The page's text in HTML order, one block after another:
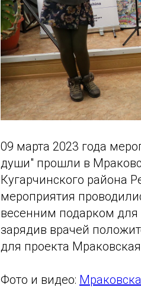
09 марта 2023 года
души" прошли в
Кугарчинского района
мероприятия
весенним подарком
зарядив врачей
для проекта
Фото и видео: